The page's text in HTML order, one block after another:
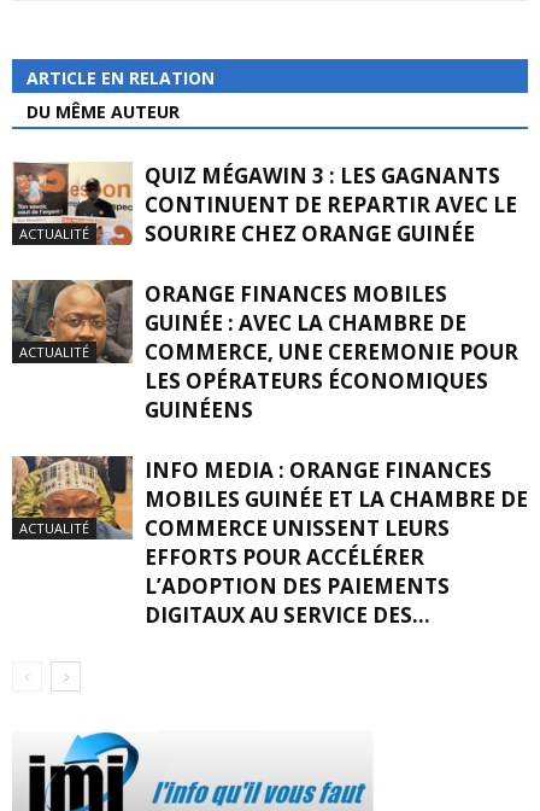
ARTICLE EN RELATION
DU MÊME AUTEUR
ACTUALITÉ
QUIZ MÉGAWIN 3 : LES GAGNANTS
CONTINUENT DE REPARTIR AVEC LE
SOURIRE CHEZ ORANGE GUINÉE
ACTUALITÉ
ORANGE FINANCES MOBILES
GUINÉE : AVEC LA CHAMBRE DE
COMMERCE, UNE CEREMONIE POUR
LES OPÉRATEURS ÉCONOMIQUES
GUINÉENS
ACTUALITÉ
INFO MEDIA : ORANGE FINANCES
MOBILES GUINÉE ET LA CHAMBRE DE
COMMERCE UNISSENT LEURS
EFFORTS POUR ACCÉLÉRER
L’ADOPTION DES PAIEMENTS
DIGITAUX AU SERVICE DES...